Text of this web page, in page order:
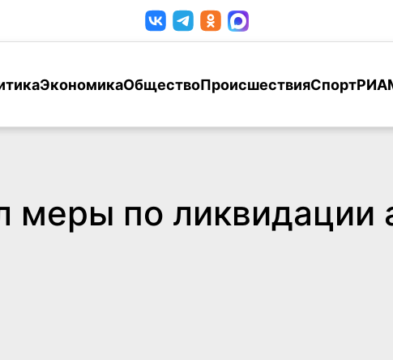
ЭкономикаОбществоПроисшествияСпортРИА
меры по ликвидации